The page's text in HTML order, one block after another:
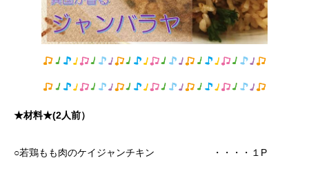
★材料★(2人前）
○若鶏もも肉のケイジャンチキン ・・・・１P